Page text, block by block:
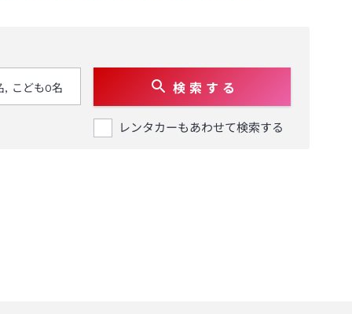
検 索 す る
レンタカーもあわせて検索する